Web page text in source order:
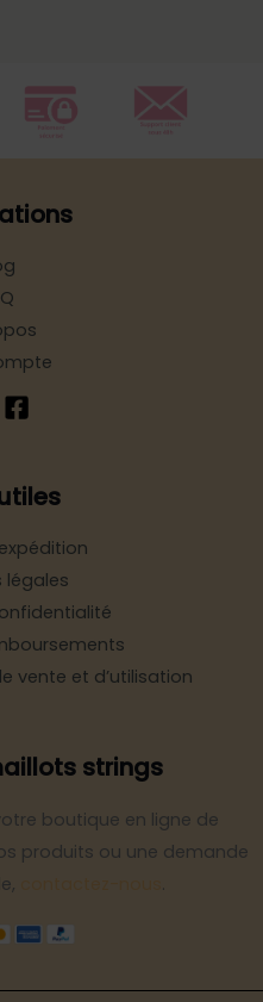
légales
vente et d’utilisation
strings
boutique en ligne de
produits ou une demande
.